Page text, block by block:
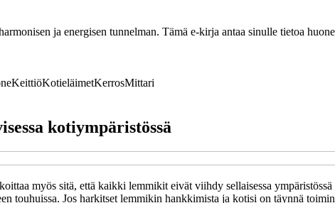
ja energisen tunnelman. Tämä e-kirja antaa sinulle tietoa
KeittiöKotieläimetKerrosMittari
kotiympäristössä
myös sitä, että kaikki lemmikit eivät viihdy sellaisessa
touhuissa. Jos harkitset lemmikin hankkimista ja kotisi on täynnä